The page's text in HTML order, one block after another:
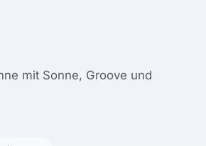
mit Sonne, Groove und